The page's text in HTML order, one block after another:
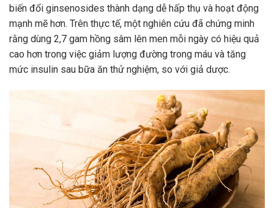
biến đổi ginsenosides thành dạng dễ hấp thụ và hoạt động
mạnh mẽ hơn. Trên thực tế, một nghiên cứu đã chứng minh
rằng dùng 2,7 gam hồng sâm lên men mỗi ngày có hiệu quả
cao hơn trong việc giảm lượng đường trong máu và tăng
mức insulin sau bữa ăn thử nghiệm, so với giả dược.